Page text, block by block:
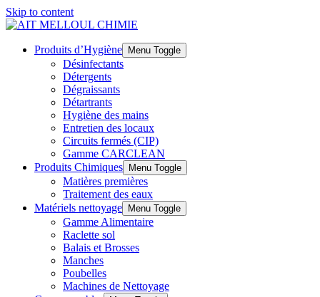
Skip to content
Produits d’Hygiène Menu Toggle
Désinfectants
Détergents
Dégraissants
Détartrants
Hygiène des mains
Entretien des locaux
Circuits fermés (CIP)
Gamme CARCLEAN
Produits Chimiques
Menu Toggle
Matières premières
Traitement des eaux
Matériels nettoyage
Menu Toggle
Gamme Alimentaire
Raclette sol
Balais et Brosses
Manches
Poubelles
Machines de Nettoyage